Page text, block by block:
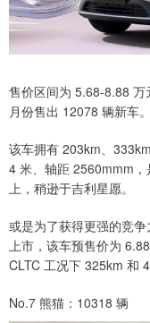
售价区间为 5.68-8.88
月份售出 12078 辆新车。
该车拥有 203km、
4 米、轴距 2560mmm
上，稍逊于吉利星愿。
或是为了获得更强的竞
上市，该车预售价为
CLTC 工况下 325km 和
No.7 熊猫：10318 辆